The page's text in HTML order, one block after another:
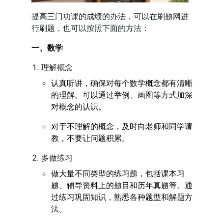
提高三门功课的成绩的办法，可以在刷题网进
行刷题，也可以按照下面的方法：
一、数学
理解概念
认真听讲，确保对每个数学概念都有清晰
的理解。可以通过举例、画图等方式加深
对概念的认识。
对于不理解的概念，及时向老师和同学请
教，不要让问题积累。
多做练习
做大量不同类型的练习题，包括课本习
题、辅导资料上的题目和历年真题等。通
过练习巩固知识，熟悉各种题型和解题方
法。